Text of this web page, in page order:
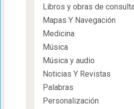
Libros y obras de
Mapas Y Navegación
Medicina
Música
Música y audio
Noticias Y Revistas
Palabras
Personalización